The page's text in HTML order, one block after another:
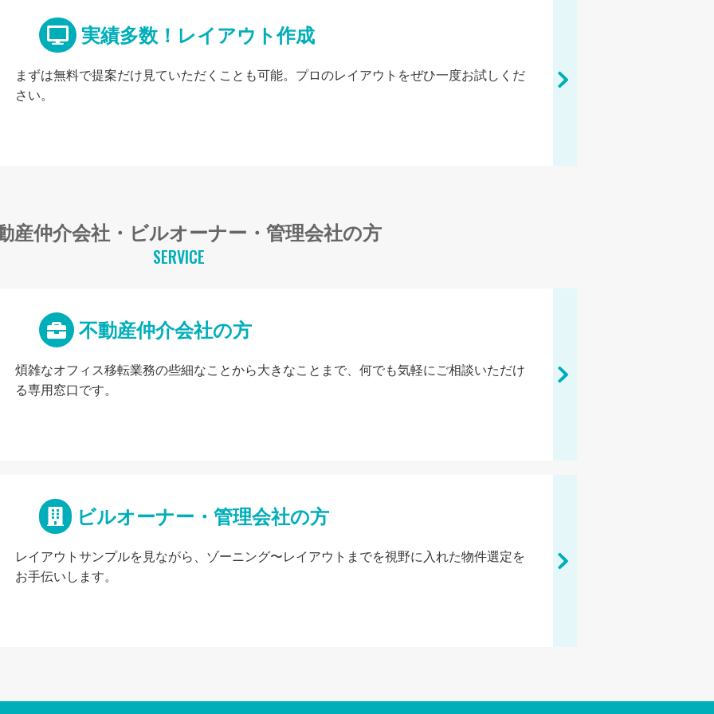
実績多数！レイアウト作成
まずは無料で提案だけ見ていただくことも可能。プロのレイアウトをぜひ一度お試しくだ
さい。
産仲介会社・ビルオーナー・管理会社の方
SERVICE
不動産仲介会社の方
煩雑なオフィス移転業務の些細なことから大きなことまで、何でも気軽にご相談いただけ
る専用窓口です。
ビルオーナー・管理会社の方
レイアウトサンプルを見ながら、ゾーニング〜レイアウトまでを視野に入れた物件選定を
お手伝いします。